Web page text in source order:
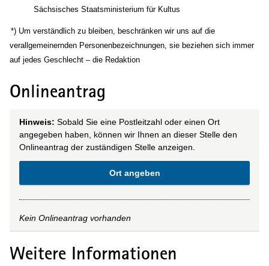
Sächsisches Staatsministerium für Kultus
(Wird in einem neuen Fenster geöffnet)
*) Um verständlich zu bleiben, beschränken wir uns auf die
verallgemeinernden Personenbezeichnungen, sie beziehen sich immer
auf jedes Geschlecht – die Redaktion
Onlineantrag
Hinweis: Sobald Sie eine Postleitzahl oder einen Ort
angegeben haben, können wir Ihnen an dieser Stelle den
Onlineantrag der zuständigen Stelle anzeigen.
Ort angeben
Kein Onlineantrag vorhanden
Weitere Informationen